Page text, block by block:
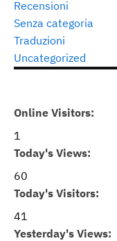
Recensioni
Senza categoria
Traduzioni
Uncategorized
Online Visitors:
1
Today's Views:
60
Today's Visitors:
41
Yesterday's Views: